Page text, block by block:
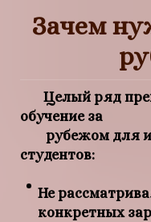
Зачем
Целый ряд
обучение за
рубежом для
студентов:
Не
конкретных